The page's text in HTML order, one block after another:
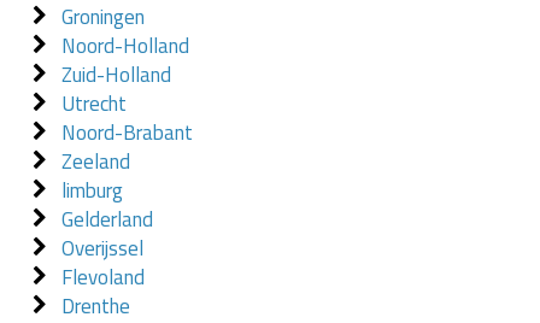
Groningen
Noord-Holland
Zuid-Holland
Utrecht
Noord-Brabant
Zeeland
limburg
Gelderland
Overijssel
Flevoland
Drenthe